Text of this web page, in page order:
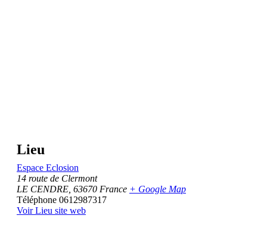
Lieu
Espace Eclosion
14 route de Clermont
LE CENDRE 63670 France + Google Map
Téléphone 0612987317
Voir Lieu site web